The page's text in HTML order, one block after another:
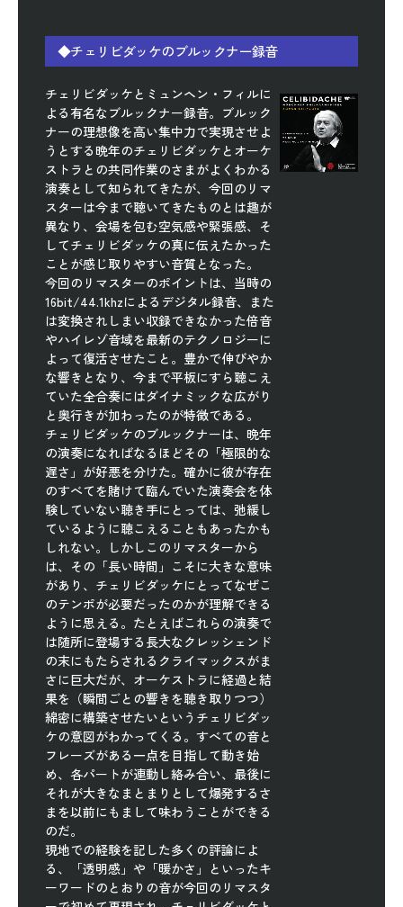
◆チェリビダッケのブルックナー録音
チェリビダッケとミュンヘン・フィルに
よる有名なブルックナー録音。ブルック
ナーの理想像を高い集中力で実現させよ
うとする晩年のチェリビダッケとオーケ
ストラとの共同作業のさまがよくわかる
演奏として知られてきたが、今回のリマ
スターは今まで聴いてきたものとは趣が
異なり、会場を包む空気感や緊張感、そ
してチェリビダッケの真に伝えたかった
ことが感じ取りやすい音質となった。
今回のリマスターのポイントは、当時の
16bit/44.1khzによるデジタル録音、また
は変換されしまい収録できなかった倍音
やハイレゾ音域を最新のテクノロジーに
よって復活させたこと。豊かで伸びやか
な響きとなり、今まで平板にすら聴こえ
ていた全合奏にはダイナミックな広がり
と奥行きが加わったのが特徴である。
チェリビダッケのブルックナーは、晩年
の演奏になればなるほどその「極限的な
遅さ」が好悪を分けた。確かに彼が存在
のすべてを賭けて臨んでいた演奏会を体
験していない聴き手にとっては、弛緩し
ているように聴こえることもあったかも
しれない。しかしこのリマスターから
は、その「長い時間」こそに大きな意味
があり、チェリビダッケにとってなぜこ
のテンポが必要だったのかが理解できる
ように思える。たとえばこれらの演奏で
は随所に登場する長大なクレッシェンド
の末にもたらされるクライマックスがま
さに巨大だが、オーケストラに経過と結
果を（瞬間ごとの響きを聴き取りつつ）
綿密に構築させたいというチェリビダッ
ケの意図がわかってくる。すべての音と
フレーズがある一点を目指して動き始
め、各パートが連動し絡み合い、最後に
それが大きなまとまりとして爆発するさ
まを以前にもまして味わうことができる
のだ。
現地での経験を記した多くの評論によ
る、「透明感」や「暖かさ」といったキ
ーワードのとおりの音が今回のリマスタ